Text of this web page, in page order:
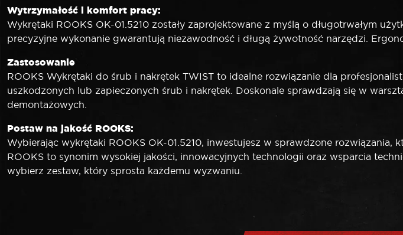
Wytrzymałość i komfort pracy:
Wykrętaki ROOKS OK-01.5210 zostały zaprojektowane z myślą o długotrwałym
precyzyjne wykonanie gwarantują niezawodność i długą żywotność narzędzi.
Zastosowanie
ROOKS Wykrętaki do śrub i nakrętek TWIST to idealne rozwiązanie dla
uszkodzonych lub zapieczonych śrub i nakrętek. Doskonale sprawdzają się w
demontażowych.
Postaw na jakość ROOKS:
Wybierając wykrętaki ROOKS OK-01.5210, inwestujesz w sprawdzone
ROOKS to synonim wysokiej jakości, innowacyjnych technologii oraz wsparcia
wybierz zestaw, który sprosta każdemu wyzwaniu.